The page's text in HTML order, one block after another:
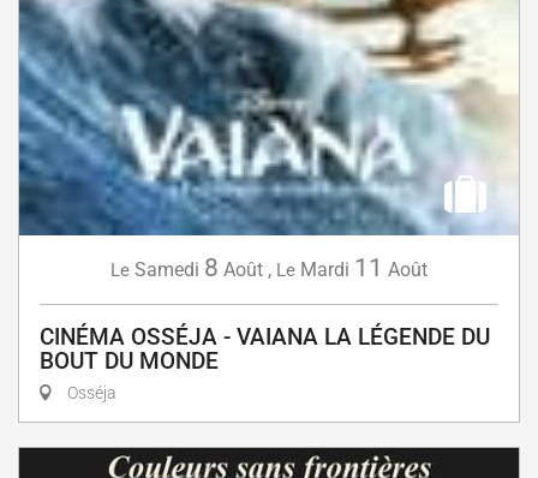
Le Samedi 8 Août , Le Mardi 11 Août
CINÉMA OSSÉJA - VAIANA LA LÉGENDE DU
BOUT DU MONDE
Osséja